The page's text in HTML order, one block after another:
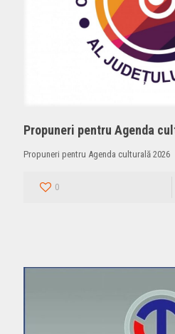
Propuneri pentru Agenda
Propuneri pentru Agenda culturală 2026
0